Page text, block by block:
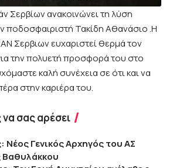
Σερβίων ανακοινώνει τη λύση
ποδοσφαιριστή Τακίδη Αθανάσιο .Η
Σερβιων ευχαριστεί θερμά τον
την πολυετή προσφορά του στο
καλή συνέχεια σε ότι και να
στην καριέρα του.
σας αρέσει
Νέος Γενικός Αρχηγός του ΑΣ
Βαθυλάκκου